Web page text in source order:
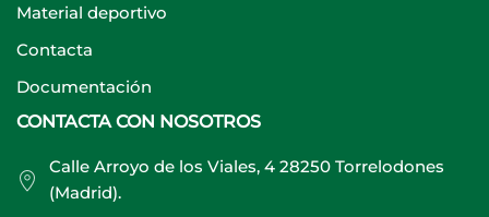
Material deportivo
Contacta
Documentación
CONTACTA CON NOSOTROS
Calle Arroyo de los Viales, 4 28250 Torrelodones
(Madrid).